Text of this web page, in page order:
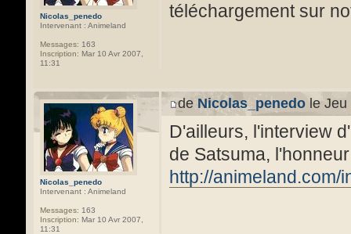
Nicolas_penedo
Intervenant : Animeland
Messages: 163
Inscription: Mar 10 Avr 2007,
11:31
téléchargement sur
Nicolas_penedo
Intervenant : Animeland
Messages: 163
Inscription: Mar 10 Avr 2007,
11:31
de Nicolas_penedo le
D'ailleurs, l'interview
de Satsuma,
http://